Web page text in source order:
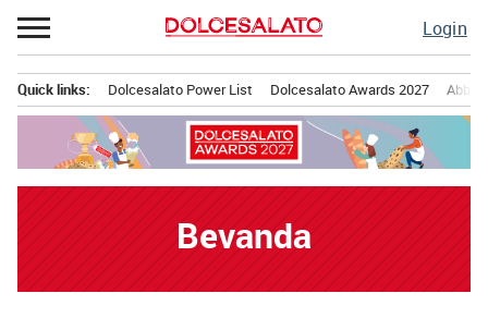
Passa
al
Login
principale
Quick links: Dolcesalato Power List Dolcesalato Awards 2027
Bevanda